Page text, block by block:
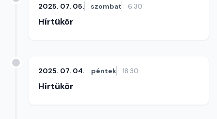
2025. 07. 05. szombat 6:30
Hírtükör
2025. 07. 04. péntek 18:30
Hírtükör